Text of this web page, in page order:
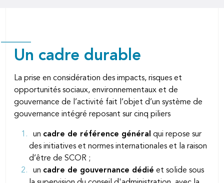
Un cadre durable
La prise en considération des impacts, risques et
opportunités sociaux, environnementaux et de
gouvernance de l’activité fait l’objet d’un système de
gouvernance intégré reposant sur cinq piliers
un cadre de référence général qui repose sur
des initiatives et normes internationales et la raison
d’être de SCOR ;
un cadre de gouvernance dédié et solide sous